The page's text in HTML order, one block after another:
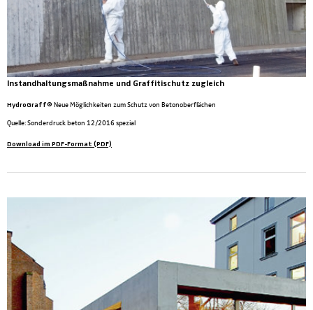
Instandhaltungsmaßnahme und Graffitischutz zugleich
HydroGraff® Neue Möglichkeiten zum Schutz von Betonoberflächen
Quelle: Sonderdruck beton 12/2016 spezial
Download im PDF-Format (PDF)